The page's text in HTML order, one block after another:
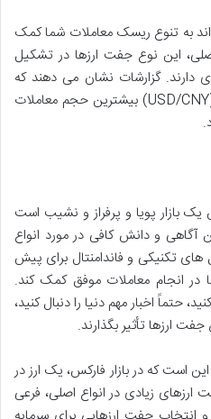
به تنوع ریسک معاملات شما کمک
این نوع جفت ارزها در تشکیل
گزارشات نشان می دهند که
جفت ارز یوان چین و دلار آمریکا (USD/CNY) بیشترین حجم معاملات
یک بازار پویا و پرفراز و نشیب است
آگاهی و دانش کافی در مورد انواع
های تکنیکی و فاندامنتال برای پیش
در انجام معاملات موفق کمک کند.
حتماً اخبار مهم دنیا را دنبال کنید،
ارزها تأثیر بگذارند.
است که در بازار فارکس، یک ارز در
ارزهای زیادی در انواع اصلی، فرعی